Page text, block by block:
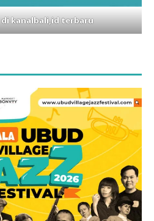
di kanalbali,id terbaru